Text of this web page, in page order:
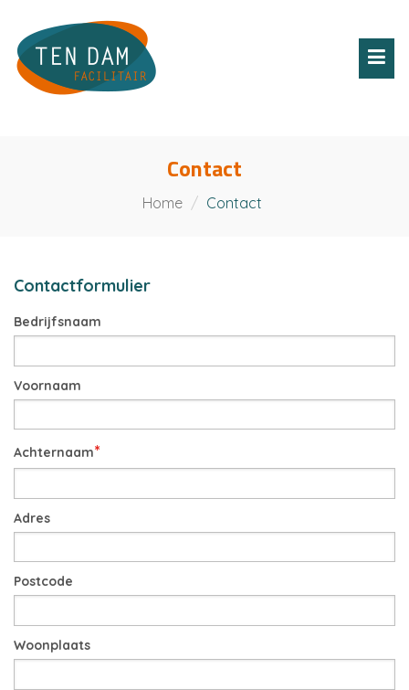
Contact
Home Contact
Contactformulier
Bedrijfsnaam
Voornaam
Achternaam*
Adres
Postcode
Woonplaats